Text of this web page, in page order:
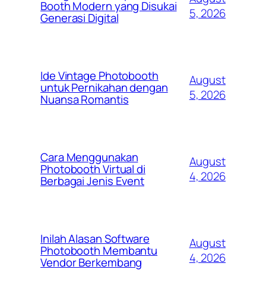
Booth Modern yang Disukai
Generasi Digital
5, 2026
Ide Vintage Photobooth
untuk Pernikahan dengan
Nuansa Romantis
August
5, 2026
Cara Menggunakan
Photobooth Virtual di
Berbagai Jenis Event
August
4, 2026
Inilah Alasan Software
Photobooth Membantu
Vendor Berkembang
August
4, 2026